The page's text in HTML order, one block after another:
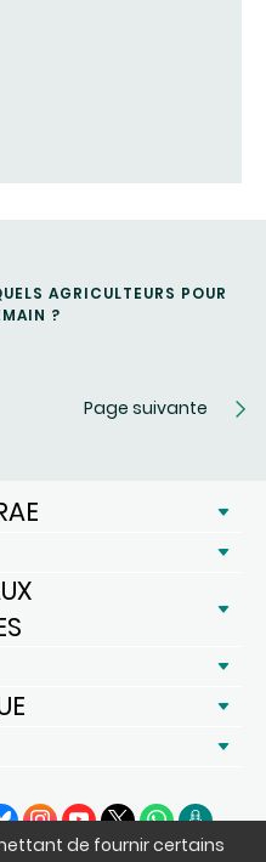
de fournir certains
AGRICULTEURS POUR
?
Page suivante
Instagram
YouTube
X WhatsAppPodcasts